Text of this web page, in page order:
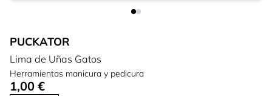
PUCKATOR
Lima de Uñas Gatos
Herramientas manicura y pedicura
1,00 €